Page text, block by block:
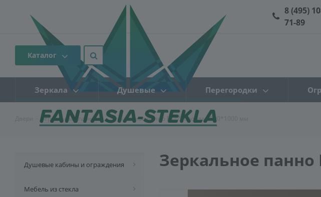
8 (495)
71-89
Каталог
Зеркала Душевые Перегородки
Зеркальные панно - Зеркальное панно FS-05 бронза 1500*1000 мм
Зеркальное панно
Душевые кабины и ограждения
Мебель из стекла